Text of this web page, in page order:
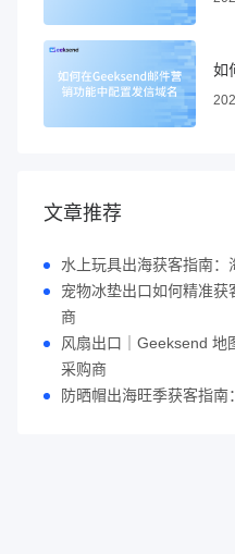
文章推荐
水上玩具出海获客指南
宠物冰垫出口如何精准
商
风扇出口｜Geeksend 地
采购商
防晒帽出海旺季获客指